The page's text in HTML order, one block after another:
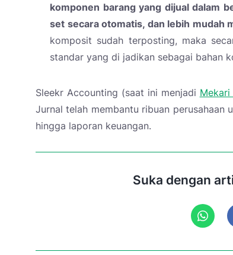
komponen barang yang dijual dalam
set secara otomatis, dan lebih mudah
komposit sudah terposting, maka
standar yang di jadikan sebagai bahan
Sleekr Accounting (saat ini menjadi Mekari
Jurnal telah membantu ribuan perusahaan
hingga laporan keuangan.
Suka dengan